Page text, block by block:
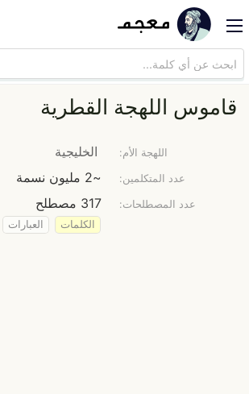
قاموس اللهجة القطرية
اللهجة الأم: الخليجية
عدد المتكلمين: ~2 مليون نسمة
عدد المصطلحات: 317 مصطلح
الكلمات العبارات